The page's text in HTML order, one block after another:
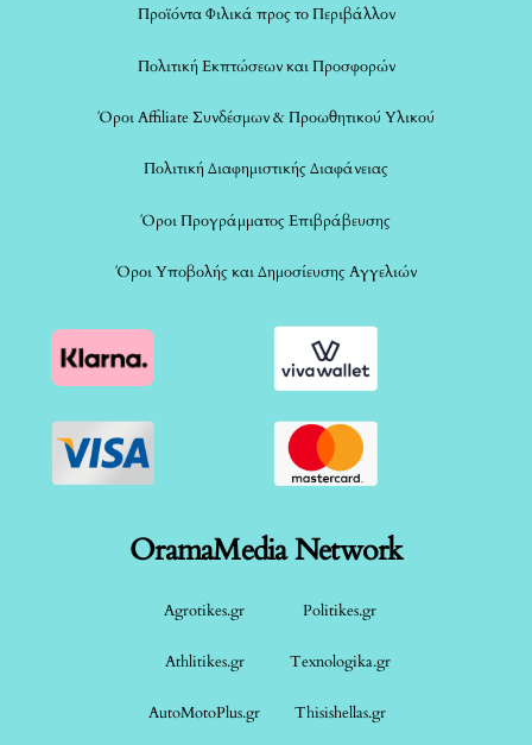
Προϊόντα Φιλικά προς το Περιβάλλον
Πολιτική Εκπτώσεων και Προσφορών
Όροι Affiliate Συνδέσμων & Προωθητικού Υλικού
Πολιτική Διαφημιστικής Διαφάνειας
Όροι Προγράμματος Επιβράβευσης
Όροι Υποβολής και Δημοσίευσης Αγγελιών
OramaMedia Network
Agrotikes.gr Politikes.gr
Athlitikes.gr Texnologika.gr
AutoMotoPlus.gr Thisishellas.gr